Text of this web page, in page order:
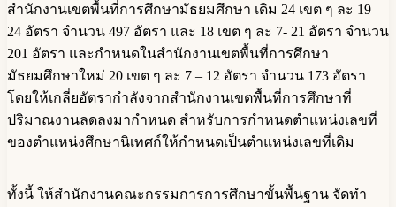
สำนักงานเขตพื้นที่การศึกษามัธยมศึกษา เดิม 24 เขต ๆ ละ 19 –
24 อัตรา จำนวน 497 อัตรา และ 18 เขต ๆ ละ 7- 21 อัตรา จำนวน
201 อัตรา และกำหนดในสำนักงานเขตพื้นที่การศึกษา
มัธยมศึกษาใหม่ 20 เขต ๆ ละ 7 – 12 อัตรา จำนวน 173 อัตรา
โดยให้เกลี่ยอัตรากำลังจากสำนักงานเขตพื้นที่การศึกษาที่
ปริมาณงานลดลงมากำหนด สำหรับการกำหนดตำแหน่งเลขที่
ของตำแหน่งศึกษานิเทศก์ให้กำหนดเป็นตำแหน่งเลขที่เดิม
ทั้งนี้ ให้สำนักงานคณะกรรมการการศึกษาขั้นพื้นฐาน จัดทำ